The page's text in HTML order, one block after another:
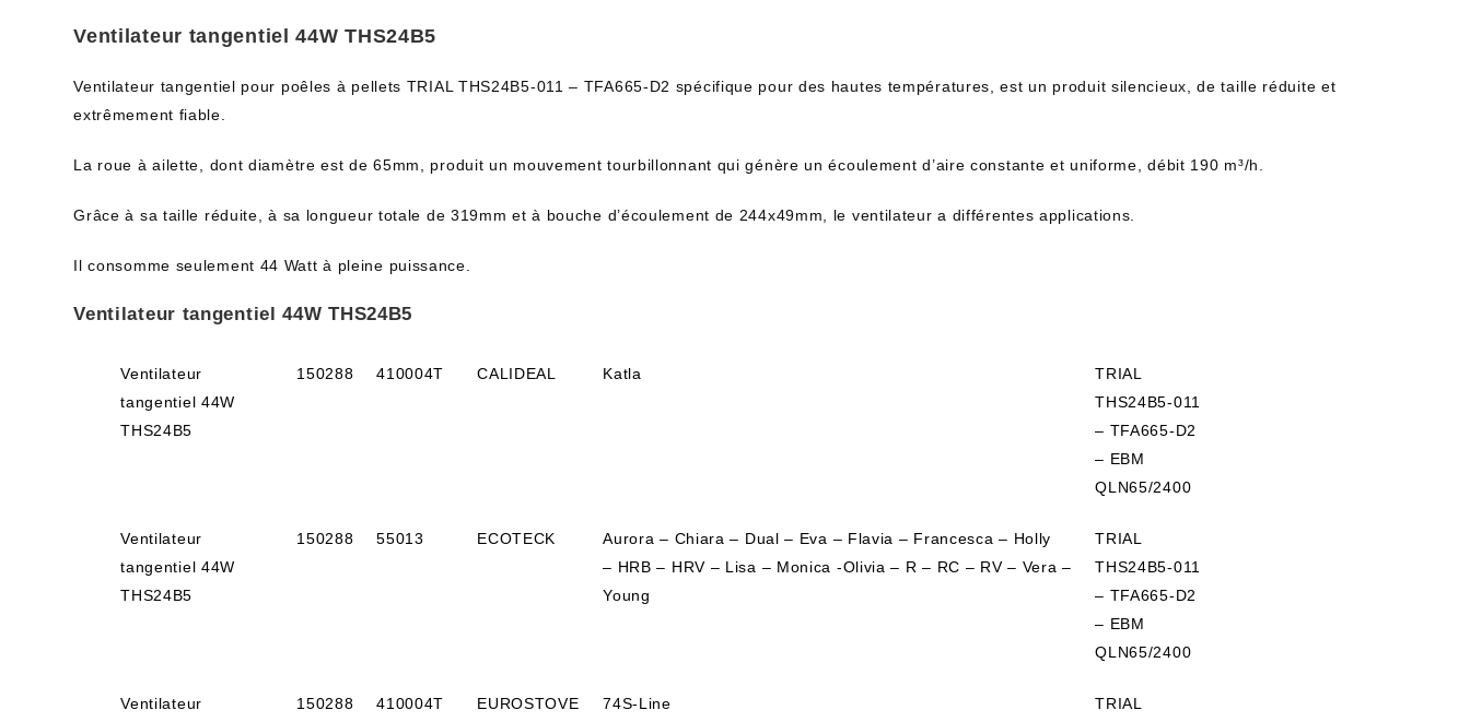
Ventilateur tangentiel 44W THS24B5
Ventilateur tangentiel pour poêles à pellets TRIAL THS24B5-011 – TFA665-D2 spécifique pour des hautes températures, est un produit silencieux, de taille réduite et
extrêmement fiable.
La roue à ailette, dont diamètre est de 65mm, produit un mouvement tourbillonnant qui génère un écoulement d’aire constante et uniforme, débit 190 m³/h.
Grâce à sa taille réduite, à sa longueur totale de 319mm et à bouche d’écoulement de 244x49mm, le ventilateur a différentes applications.
Il consomme seulement 44 Watt à pleine puissance.
Ventilateur tangentiel 44W THS24B5
Ventilateur
tangentiel 44W
THS24B5
150288 410004T CALIDEAL Katla
TRIAL
THS24B5-011
– TFA665-D2
– EBM
QLN65/2400
Ventilateur
tangentiel 44W
THS24B5
150288 55013 ECOTECK
Aurora – Chiara – Dual – Eva – Flavia – Francesca – Holly
– HRB – HRV – Lisa – Monica -Olivia – R – RC – RV – Vera –
Young
TRIAL
THS24B5-011
– TFA665-D2
– EBM
QLN65/2400
Ventilateur
150288 410004T EUROSTOVE 74S-Line
TRIAL